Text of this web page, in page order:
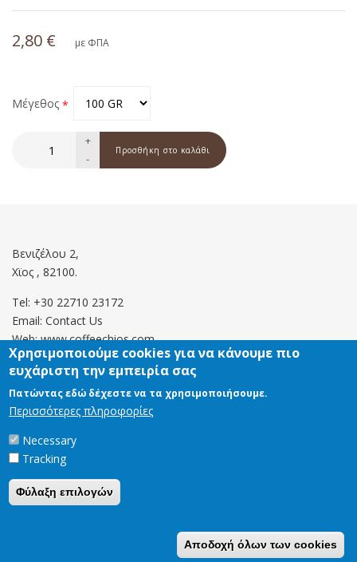
2,80 € με ΦΠΑ
Μέγεθος
-
+
Βενιζέλου 2,
Χϊος , 82100.
Tel: +30 22710 23172
Email: Contact Us
Web: www.coffeechios.com
Οροι χρήσης
Πολιτική επιστροφών
Copyright © 2021 CoffeeChios. All rights reserved.
Χρησιμοποιούμε cookies για να κάνουμε πιο
ευχάριστη την εμπειρία σας
Πατώντας εδώ δέχεστε να τα χρησιμοποιήσουμε.
Περισσότερες πληροφορίες
Necessary
Tracking
Φύλαξη επιλογών
Αποδοχή όλων των cookies